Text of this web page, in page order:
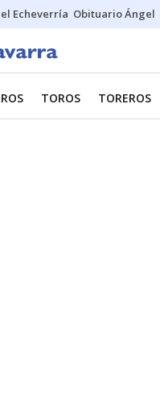
Echeverría Obituario Ángel
TOROS TOREROS